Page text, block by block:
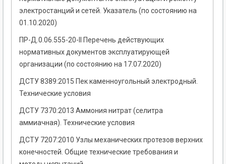
электростанций и сетей. Указатель (по состоянию на
01.10.2020)
ПР-Д.0.06.555-20-ІІ Перечень действующих
нормативных документов эксплуатирующей
организации (по состоянию на 17.07.2020)
ДСТУ 8389:2015 Пек каменноугольный электродный.
Технические условия
ДСТУ 7370:2013 Аммония нитрат (селитра
аммиачная). Технические условия
ДСТУ 7207:2010 Узлы механических протезов верхних
конечностей. Общие технические требования и